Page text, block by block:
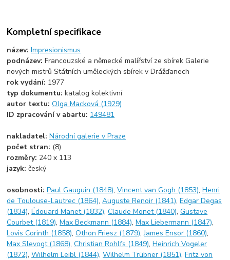
Kompletní specifikace
název:Impresionismus
podnázev:Francouzské a německé malířství ze sbírek Galerie
nových mistrů Státních uměleckých sbírek v Drážďanech
rok vydání: 1977
typ dokumentu:katalog kolektivní
autor textu:Olga Macková (1929)
ID zpracování v abartu: 149481
nakladatel:Národní galerie v Praze
počet stran: (8)
rozměry: 240 x 113
jazyk:český
osobnosti:Paul Gauguin (1848),Vincent van Gogh (1853),Henri
de Toulouse-Lautrec (1864),Auguste Renoir (1841),Edgar Degas
(1834),Édouard Manet (1832),Claude Monet (1840),Gustave
Courbet (1819),Max Beckmann (1884),Max Liebermann (1847),
Lovis Corinth (1858),Othon Friesz (1879),James Ensor (1860),
Max Slevogt (1868),Christian Rohlfs (1849),Heinrich Vogeler
(1872),Wilhelm Leibl (1844),Wilhelm Trübner (1851),Fritz von